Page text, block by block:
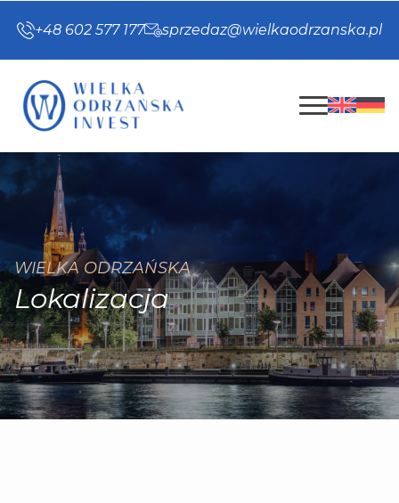
+48 602 577 177 sprzedaz@wielkaodrzanska.pl
WIELKA ODRZAŃSKA
Lokalizacja